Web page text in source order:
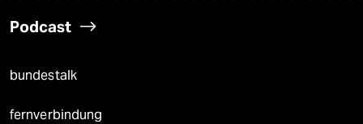
Podcast
bundestalk
fernverbindung